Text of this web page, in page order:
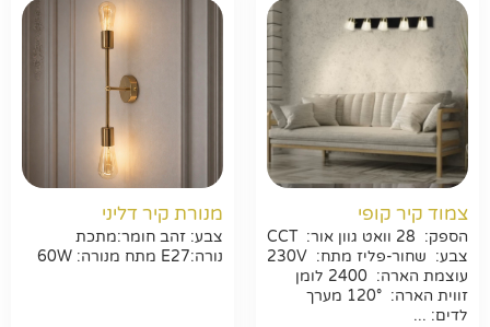
חפשו באתר
צמוד קיר קופי
הספק: 28 וואט גוון אור: CCT
צבע: שחור-פליז מתח: 230V
עוצמת הארה: 2400 לומן
זווית הארה: 120° מערך
לדים: ...
מנורת קיר דליני
צבע: זהב חומר:מתכת
נורה:E27 מתח מנורה: 60W